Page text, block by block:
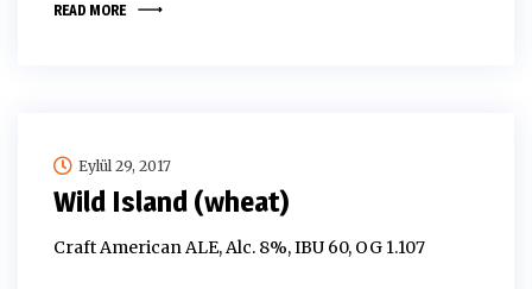
READ MORE
Eylül 29, 2017
Wild Island (wheat)
Craft American ALE, Alc. 8%, IBU 60, OG 1.107